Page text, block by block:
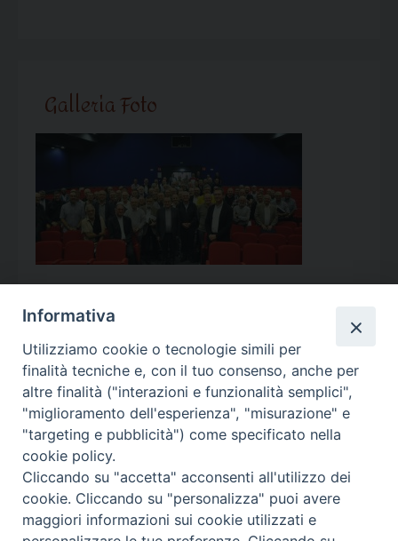
Galleria Foto
Calendario Appuntamenti
<< Ago 2026 >>
l m m g v s
d
27
28
3
4 5 6 7 8
9
10
11 12 13 14 15
Informativa
Utilizziamo cookie o tecnologie simili per
finalità tecniche e, con il tuo consenso, anche per
altre finalità ("interazioni e funzionalità semplici",
"miglioramento dell'esperienza", "misurazione" e
"targeting e pubblicità") come specificato nella
cookie policy.
Cliccando su "accetta" acconsenti all'utilizzo dei
cookie. Cliccando su "personalizza" puoi avere
maggiori informazioni sui cookie utilizzati e